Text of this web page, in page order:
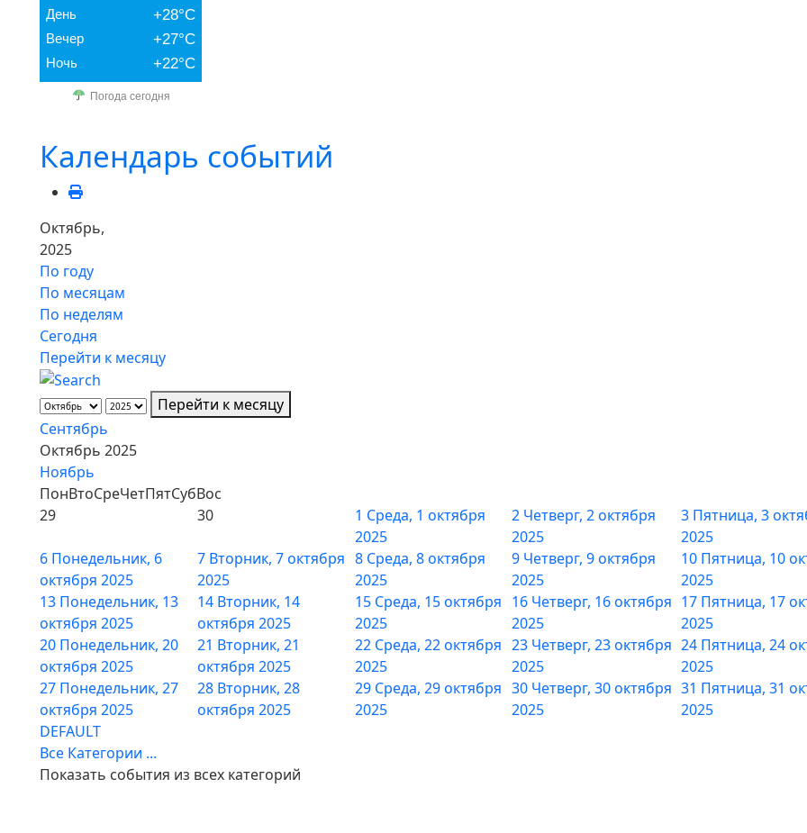
День +28°C
Вечер +27°C
Ночь +22°C
Погода сегодня
Календарь событий
Октябрь,
2025
По году
По месяцам
По неделям
Сегодня
Перейти к месяцу
Перейти к месяцу
Сентябрь
Октябрь 2025
Ноябрь
ПонВтоСреЧетПятСубВос
29
30 1 Среда, 1 октября
2025
2 Четверг, 2 октября
2025
3 Пятница, 3
2025
6 Понедельник, 6
октября 2025
7 Вторник, 7 октября
2025
8 Среда, 8 октября
2025
9 Четверг, 9 октября
2025
10 Пятница, 10
2025
13 Понедельник, 13
октября 2025
14 Вторник, 14
октября 2025
15 Среда, 15 октября
2025
16 Четверг, 16 октября
2025
17 Пятница, 17
2025
20 Понедельник, 20
октября 2025
21 Вторник, 21
октября 2025
22 Среда, 22 октября
2025
23 Четверг, 23 октября
2025
24 Пятница, 24
2025
27 Понедельник, 27
октября 2025
28 Вторник, 28
октября 2025
29 Среда, 29 октября
2025
30 Четверг, 30 октября
2025
31 Пятница, 31
2025
DEFAULT
Все Категории ...
Показать события из всех категорий